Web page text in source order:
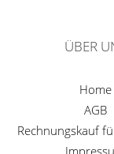
ÜBER
Home
AGB
Rechnungskauf